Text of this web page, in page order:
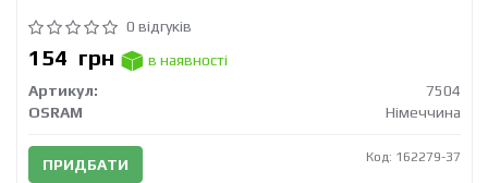
0 відгуків
154 грн
в наявності
Артикул:
7504
OSRAM
Німеччина
ПРИДБАТИ Код: 162279-37